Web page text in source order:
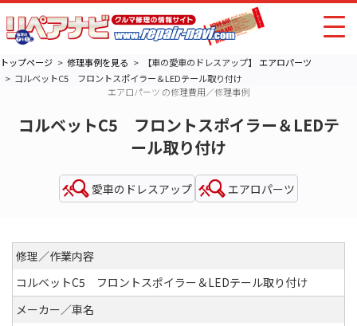
トップページ 修理事例を見る 【車の愛車のドレスアップ】 エアロパーツ
コルベットC5 フロントスポイラー＆LEDテール取り付け
エアロパーツ の修理費用／修理事例
コルベットC5 フロントスポイラー＆LEDテ
ール取り付け
愛車のドレスアップ エアロパーツ
修理／作業内容
コルベットC5 フロントスポイラー＆LEDテール取り付け
メーカー／車名